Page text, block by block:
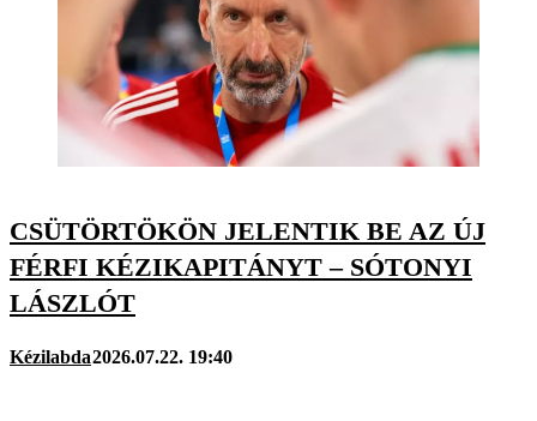
CSÜTÖRTÖKÖN JELENTIK BE AZ ÚJ
FÉRFI KÉZIKAPITÁNYT – SÓTONYI
LÁSZLÓT
Kézilabda2026.07.22. 19:40